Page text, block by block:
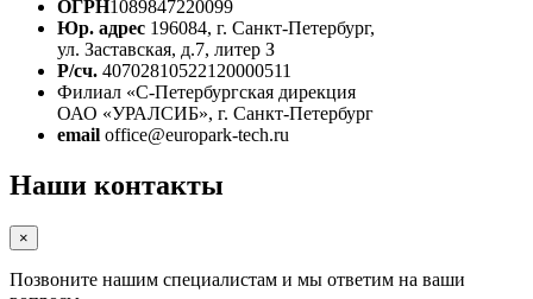
ОГРН1089847220099
Юр. адрес 196084, г. Санкт-Петербург,
ул. Заставская, д.7, литер З
Р/сч. 40702810522120000511
Филиал «С-Петербургская дирекция
ОАО «УРАЛСИБ», г. Санкт-Петербург
email office@europark-tech.ru
Наши контакты
×
Позвоните нашим специалистам и мы ответим на ваши